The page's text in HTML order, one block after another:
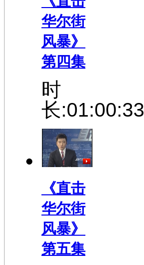
华尔街
风暴》
第四集
时
长:01:00:33
《直击
华尔街
风暴》
第五集